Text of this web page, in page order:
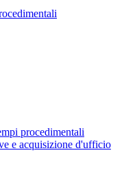
procedimentali
e acquisizione d'ufficio